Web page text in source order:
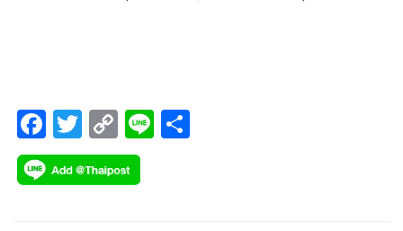
F
ac
e
T
wi
tt
C
o
p
Li